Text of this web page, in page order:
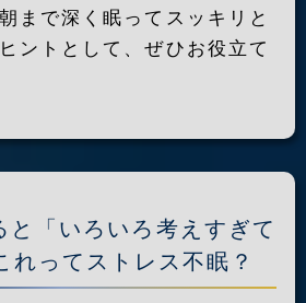
まで深く眠ってスッキリと
ントとして、ぜひお役立て
と「いろいろ考えすぎて
ってストレス不眠？